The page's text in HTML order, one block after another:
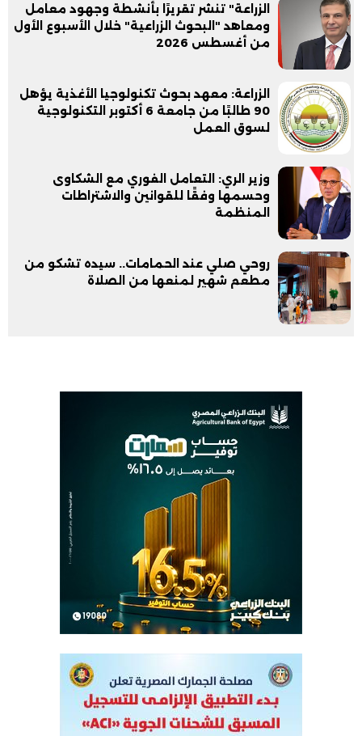
الزراعة" تنشر تقريرًا بأنشطة وجهود معامل
ومعاهد "البحوث الزراعية" خلال الأسبوع الأول
من أغسطس 2026
الزراعة: معهد بحوث تكنولوجيا الأغذية يؤهل
90 طالبًا من جامعة 6 أكتوبر التكنولوجية
لسوق العمل
وزير الري: التعامل الفوري مع الشكاوى
وحسمها وفقًا للقوانين والاشتراطات
المنظمة
روحي صلي عند الحمامات.. سيده تشكو من
مطعم شهير لمنعها من الصلاة